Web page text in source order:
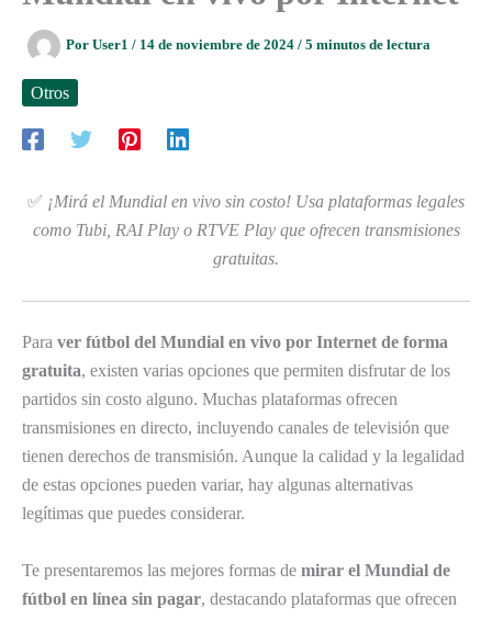
Por User1 / 14 de noviembre de 2024 / 5 minutos de lectura
Otros
✅ ¡Mirá el Mundial en vivo sin costo! Usa plataformas legales
como Tubi, RAI Play o RTVE Play que ofrecen transmisiones
gratuitas.
Para ver fútbol del Mundial en vivo por Internet de forma
gratuita, existen varias opciones que permiten disfrutar de los
partidos sin costo alguno. Muchas plataformas ofrecen
transmisiones en directo, incluyendo canales de televisión que
tienen derechos de transmisión. Aunque la calidad y la legalidad
de estas opciones pueden variar, hay algunas alternativas
legítimas que puedes considerar.
Te presentaremos las mejores formas de mirar el Mundial de
fútbol en línea sin pagar, destacando plataformas que ofrecen